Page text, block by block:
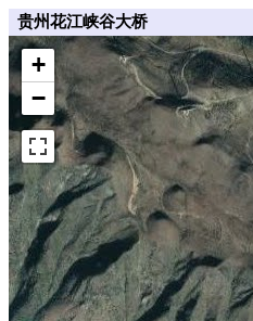
贵州花江峡谷大桥
+
−